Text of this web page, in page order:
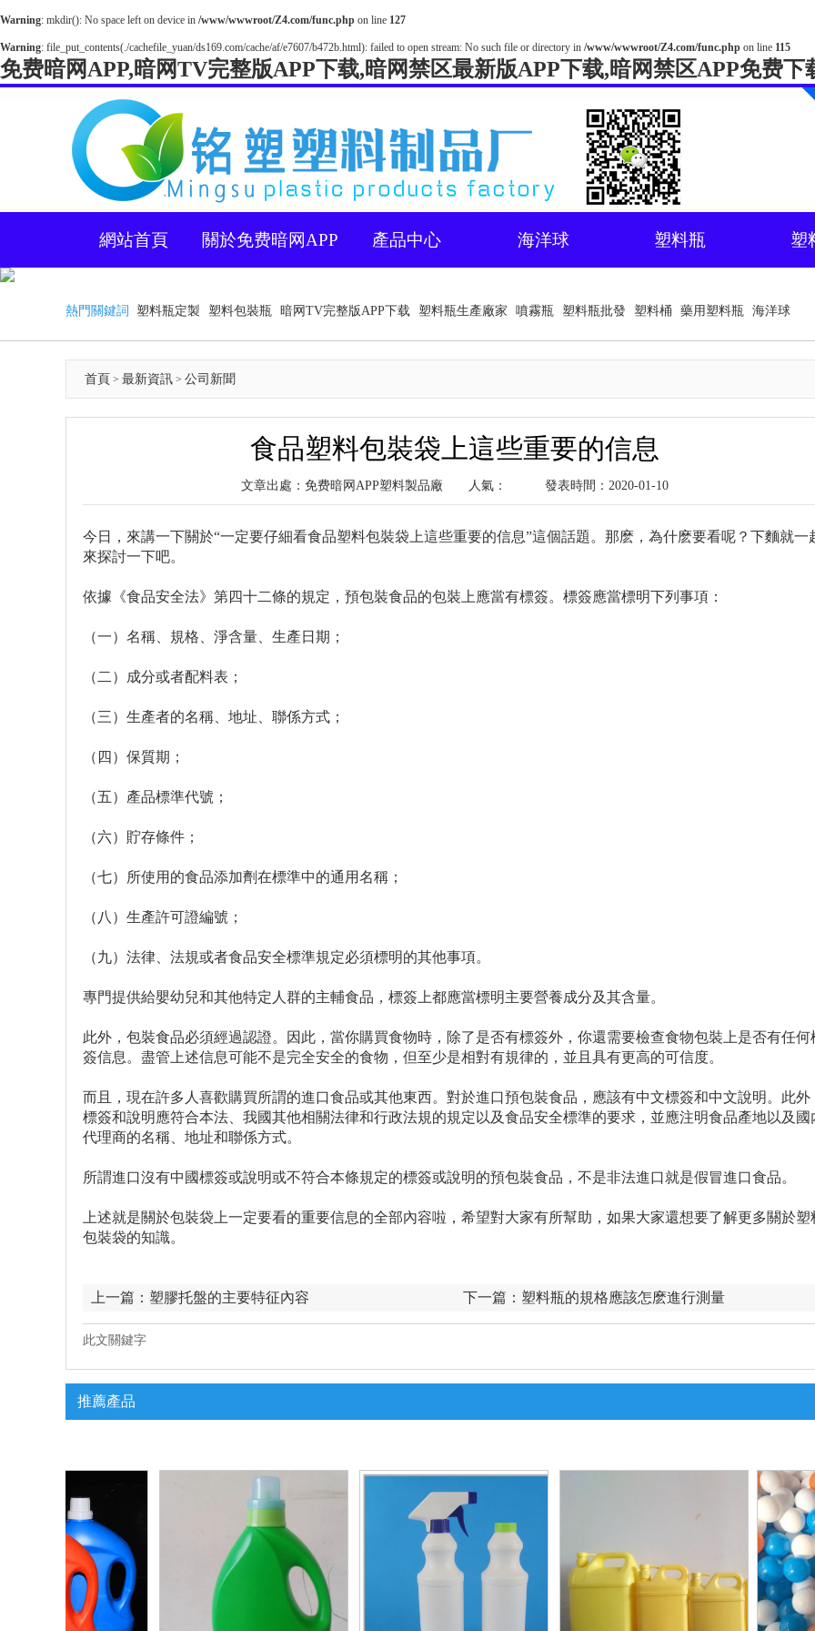
Warning: mkdir(): No space left on device in /www/wwwroot/Z4.com/func.php on line 127
Warning: file_put_contents(./cachefile_yuan/ds169.com/cache/af/e7607/b472b.html): failed to open stream: No such file or directory in /www/wwwroot/Z4.com/func.php on line 115
免费暗网APP,暗网TV完整版APP下载,暗网禁区最新版APP下载,暗网禁区APP免费下
網站首頁 關於免费暗网APP 產品中心 海洋球 塑料瓶 塑
熱門關鍵詞 塑料瓶定製 塑料包裝瓶 暗网TV完整版APP下载 塑料瓶生產廠家 噴霧瓶 塑料瓶批發 塑料桶 藥用塑料瓶 海洋球
首頁 > 最新資訊 > 公司新聞
食品塑料包裝袋上這些重要的信息
文章出處：免费暗网APP塑料製品廠 人氣： 發表時間：2020-01-10
今日，來講一下關於“一定要仔細看食品塑料包裝袋上這些重要的信息”這個話題。那麽，為什麽要看呢？下麵就一
來探討一下吧。
依據《食品安全法》第四十二條的規定，預包裝食品的包裝上應當有標簽。標簽應當標明下列事項：
（一）名稱、規格、淨含量、生產日期；
（二）成分或者配料表；
（三）生產者的名稱、地址、聯係方式；
（四）保質期；
（五）產品標準代號；
（六）貯存條件；
（七）所使用的食品添加劑在標準中的通用名稱；
（八）生產許可證編號；
（九）法律、法規或者食品安全標準規定必須標明的其他事項。
專門提供給嬰幼兒和其他特定人群的主輔食品，標簽上都應當標明主要營養成分及其含量。
此外，包裝食品必須經過認證。因此，當你購買食物時，除了是否有標簽外，你還需要檢查食物包裝上是否有任何
簽信息。盡管上述信息可能不是完全安全的食物，但至少是相對有規律的，並且具有更高的可信度。
而且，現在許多人喜歡購買所謂的進口食品或其他東西。對於進口預包裝食品，應該有中文標簽和中文說明。此外
標簽和說明應符合本法、我國其他相關法律和行政法規的規定以及食品安全標準的要求，並應注明食品產地以及國
代理商的名稱、地址和聯係方式。
所謂進口沒有中國標簽或說明或不符合本條規定的標簽或說明的預包裝食品，不是非法進口就是假冒進口食品。
上述就是關於包裝袋上一定要看的重要信息的全部內容啦，希望對大家有所幫助，如果大家還想要了解更多關於塑
包裝袋的知識。
上一篇： 塑膠托盤的主要特征內容 下一篇： 塑料瓶的規格應該怎麽進行測量
此文關鍵字
推薦產品